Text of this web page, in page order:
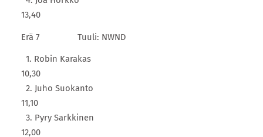
13,40
Erä 7 Tuuli: NWND
1. Robin Karakas
10,30
2. Juho Suokanto
11,10
3. Pyry Sarkkinen
12,00